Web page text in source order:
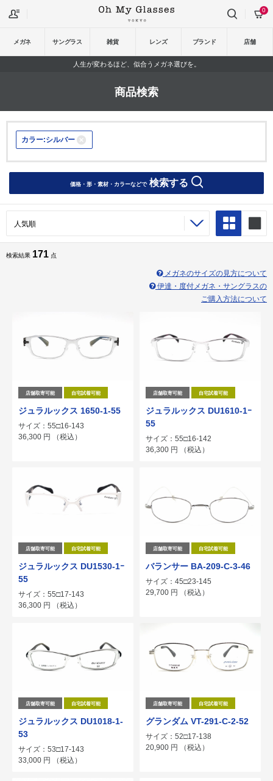
メガネ サングラス 雑貨 レンズ ブランド 店舗
0
人生が変わるほど、似合うメガネ選びを。
商品検索
カラー:シルバー
価格・形・素材・カラーなどで検索する
検索結果 171 点
メガネのサイズの見方について
伊達・度付メガネ・サングラスの
ご購入方法について
店舗取寄可能 自宅試着可能
ジュラルックス 1650-1-55
サイズ：55□16-143
36,300 円 （税込）
店舗取寄可能 自宅試着可能
ジュラルックス DU1610-1ｰ
55
サイズ：55□16-142
36,300 円 （税込）
店舗取寄可能 自宅試着可能
ジュラルックス DU1530-1ｰ
55
サイズ：55□17-143
36,300 円 （税込）
店舗取寄可能 自宅試着可能
バランサー BA-209-C-3-46
サイズ：45□23-145
29,700 円 （税込）
店舗取寄可能 自宅試着可能
ジュラルックス DU1018-1-
53
サイズ：53□17-143
33,000 円 （税込）
店舗取寄可能 自宅試着可能
グランダム VT-291-C-2-52
サイズ：52□17-138
20,900 円 （税込）